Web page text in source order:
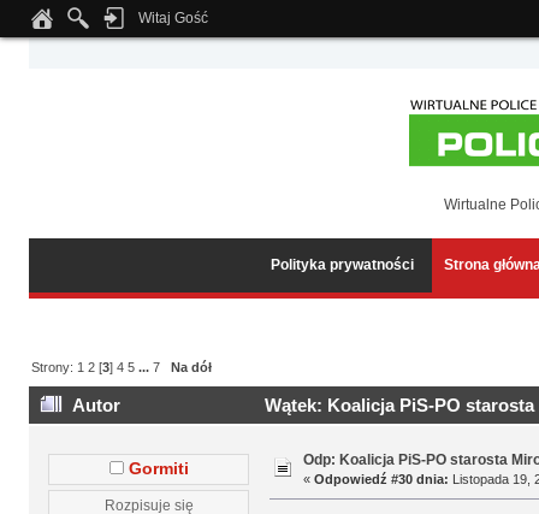
Notice: Undefined index: tapatalk_body_hook in
Witaj Gość
Wirtualne
Polityka prywatności Strona
Strony: 1 2 [3]4 5 ...7 Na dół
Autor Wątek: Koalicja PiS-PO
Gormiti
Rozpisuje się
Odp: Koalicja PiS-PO starosta
« Odpowiedź #30 dnia: Listopada 19,